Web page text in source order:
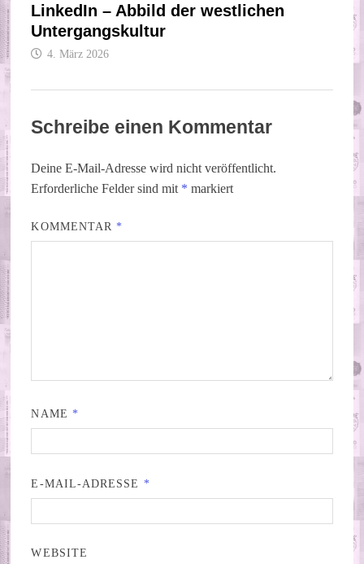
LinkedIn – Abbild der westlichen
Untergangskultur
4. März 2026
Schreibe einen Kommentar
Deine E-Mail-Adresse wird nicht veröffentlicht.
Erforderliche Felder sind mit * markiert
KOMMENTAR *
NAME *
E-MAIL-ADRESSE *
WEBSITE